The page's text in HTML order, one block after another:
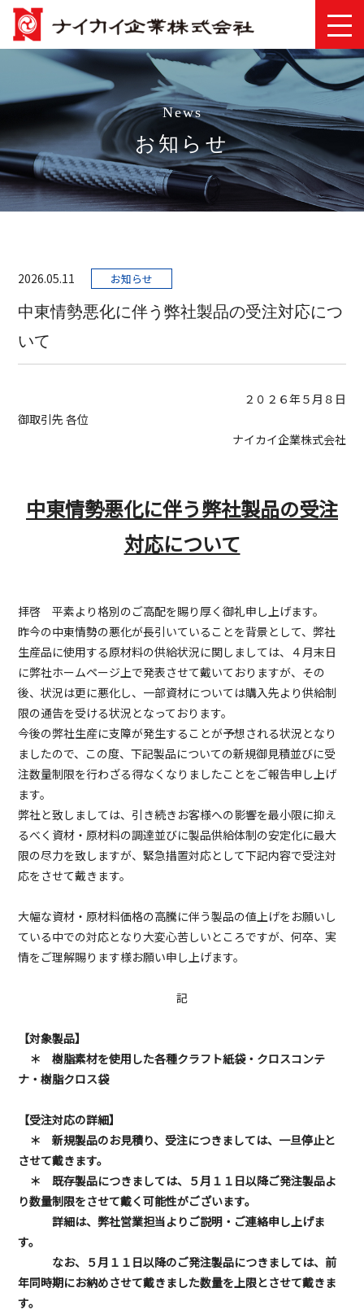
News
お知らせ
2026.05.11 お知らせ
中東情勢悪化に伴う弊社製品の受注対応につ
いて
２０２６年５月８日
御取引先 各位
ナイカイ企業株式会社
中東情勢悪化に伴う弊社製品の受注
対応について
拝啓 平素より格別のご高配を賜り厚く御礼申し上げます。
昨今の中東情勢の悪化が長引いていることを背景として、弊社
生産品に使用する原材料の供給状況に関しましては、４月末日
に弊社ホームページ上で発表させて戴いておりますが、その
後、状況は更に悪化し、一部資材については購入先より供給制
限の通告を受ける状況となっております。
今後の弊社生産に支障が発生することが予想される状況となり
ましたので、この度、下記製品についての新規御見積並びに受
注数量制限を行わざる得なくなりましたことをご報告申し上げ
ます。
弊社と致しましては、引き続きお客様への影響を最小限に抑え
るべく資材・原材料の調達並びに製品供給体制の安定化に最大
限の尽力を致しますが、緊急措置対応として下記内容で受注対
応をさせて戴きます。
大幅な資材・原材料価格の高騰に伴う製品の値上げをお願いし
ている中での対応となり大変心苦しいところですが、何卒、実
情をご理解賜ります様お願い申し上げます。
記
【対象製品】
＊ 樹脂素材を使用した各種クラフト紙袋・クロスコンテ
ナ・樹脂クロス袋
【受注対応の詳細】
＊ 新規製品のお見積り、受注につきましては、一旦停止と
させて戴きます。
＊ 既存製品につきましては、５月１１日以降ご発注製品よ
り数量制限をさせて戴く可能性がございます。
詳細は、弊社営業担当よりご説明・ご連絡申し上げま
す。
なお、５月１１日以降のご発注製品につきましては、前
年同時期にお納めさせて戴きました数量を上限とさせて戴きま
す。